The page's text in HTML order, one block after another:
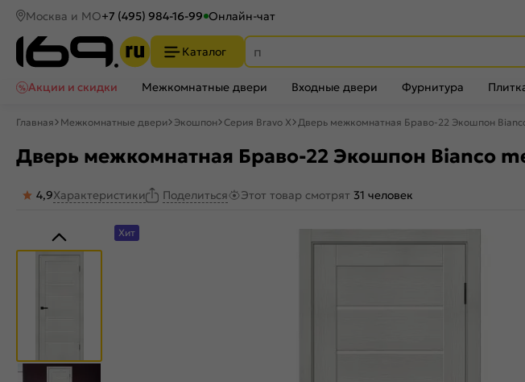
Москва и МО+7 (495) 984-16-99 Онлайн-чат
Каталог
Акции и скидки
Межкомнатные двери Входные двери Фурнитура
Главная Межкомнатные двери Экошпон Серия Bravo X Дверь межкомнатная Браво-22 Экошпон
Дверь межкомнатная Браво-22 Экошпон Bianco
4,9Характеристики Поделиться Этот товар смотрят 31 человек
Хит